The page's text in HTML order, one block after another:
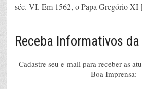
séc. VI. Em 1562, o Papa Gregório
Receba Informativos da
Cadastre seu e-mail para receber as
Boa Imprensa: